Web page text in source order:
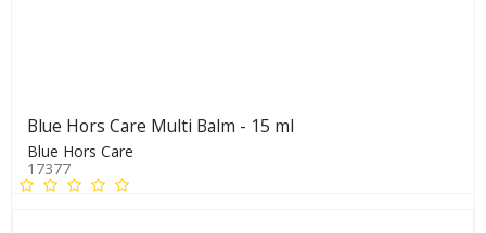
Blue Hors Care Multi Balm - 15 ml
Blue Hors Care
17377